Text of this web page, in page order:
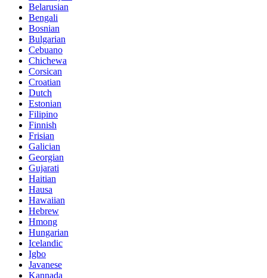
Belarusian
Bengali
Bosnian
Bulgarian
Cebuano
Chichewa
Corsican
Croatian
Dutch
Estonian
Filipino
Finnish
Frisian
Galician
Georgian
Gujarati
Haitian
Hausa
Hawaiian
Hebrew
Hmong
Hungarian
Icelandic
Igbo
Javanese
Kannada